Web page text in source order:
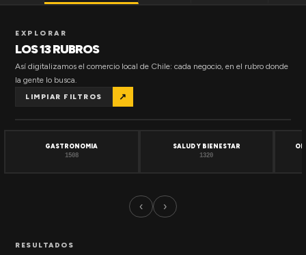
EXPLORAR
LOS 13 RUBROS
Así digitalizamos el comercio local de Chile: cada negocio, en el rubro donde
la gente lo busca.
LIMPIAR FILTROS ↗
GASTRONOMIA
1508
SALUD Y BIENESTAR
1320
‹ ›
RESULTADOS